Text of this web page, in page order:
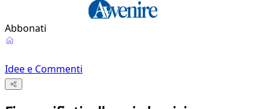
Abbonati
Idee e Commenti